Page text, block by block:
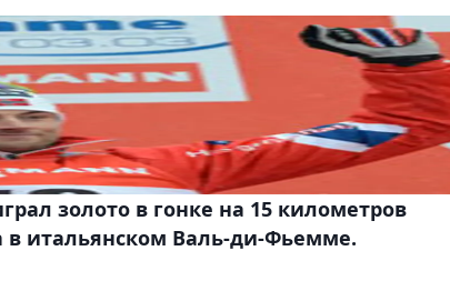
золото в гонке на 15 километров
итальянском Валь-ди-Фьемме.